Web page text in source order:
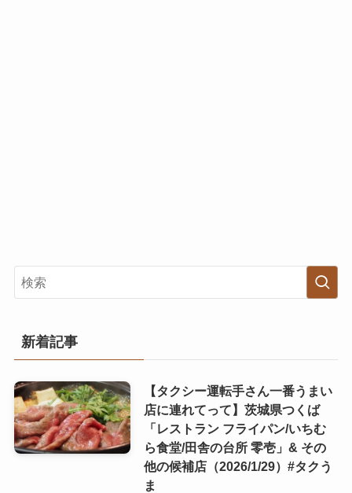
新着記事
【タクシー運転手さん一番うまい
店に連れてって】茨城県つくば
「レストラン フライパン/いちむ
ら食堂/田舎の台所 零壱」& その
他の候補店（2026/1/29）#タクう
ま